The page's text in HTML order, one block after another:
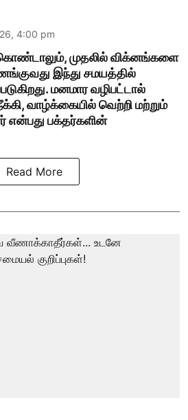
4:00 pm
முதலில் விக்னங்களை
இந்து சமயத்தில்
மனமார வழிபட்டால்
வாழ்க்கையில் வெற்றி மற்றும்
பக்தர்களின்
Read More